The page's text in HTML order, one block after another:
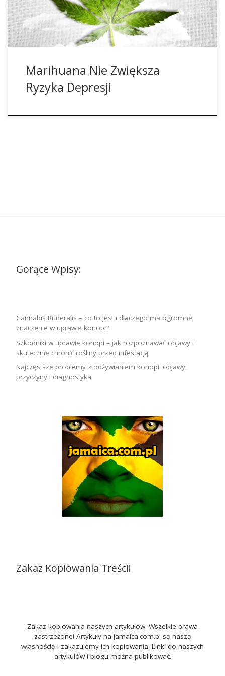
tej choroby. Podobnie wynika z […]
Marihuana Nie Zwiększa
Ryzyka Depresji
Gorące Wpisy:
Cannabis Ruderalis – co to jest i dlaczego ma ogromne
znaczenie w uprawie konopi?
Szkodniki w uprawie konopi – jak rozpoznawać objawy i
skutecznie chronić rośliny przed infestacją
Najczęstsze problemy z odżywianiem konopi: objawy,
przyczyny i diagnostyka
Zakaz Kopiowania Treści!
Zakaz kopiowania naszych artykułów. Wszelkie prawa
zastrzeżone! Artykuły na jamaica.com.pl są naszą
własnością i zakazujemy ich kopiowania. Linki do naszych
artykułów i blogu można publikować.